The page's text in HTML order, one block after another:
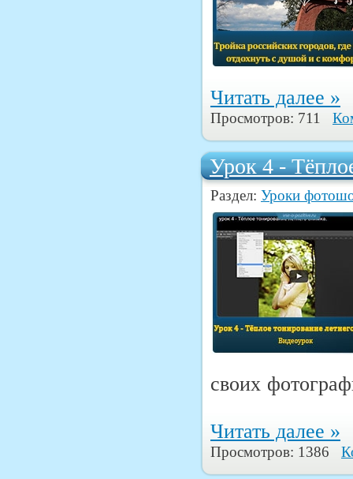
Читать далее »
Просмотров: 711
Урок 4 -
Раздел: Уроки
своих
Читать далее »
Просмотров: 1386